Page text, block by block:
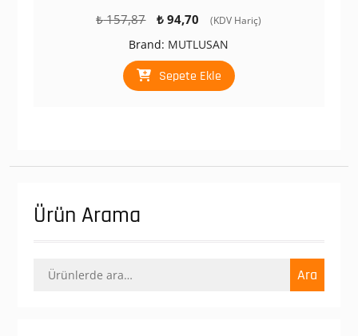
₺157,87
Orijinal
₺ 157,87.
₺ 94,70
Şu
fiyat:
₺ 94,70.
(KDV Hariç)
Brand: MUTLUSAN
Sepete Ekle
Ürün Arama
Ara: Ara